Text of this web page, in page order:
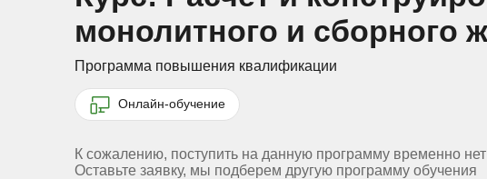
монолитного и сборного
Программа повышения квалификации
Онлайн-обучение
К сожалению, поступить на данную программу временно
Оставьте заявку, мы подберем другую программу обучения